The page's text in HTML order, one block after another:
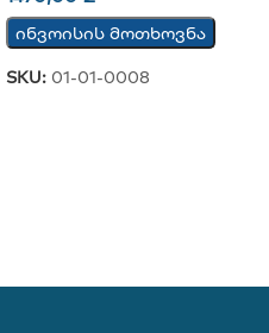
ინვოისის მოთხოვნა
SKU: 01-01-0008